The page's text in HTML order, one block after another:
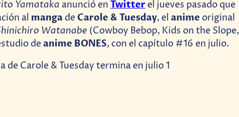
Yamataka anunció en Twitter el jueves pasado que
al manga de Carole & Tuesday, el anime original
Watanabe (Cowboy Bebop, Kids on the Slope,
deanime BONES, con el capítulo #16 en julio.